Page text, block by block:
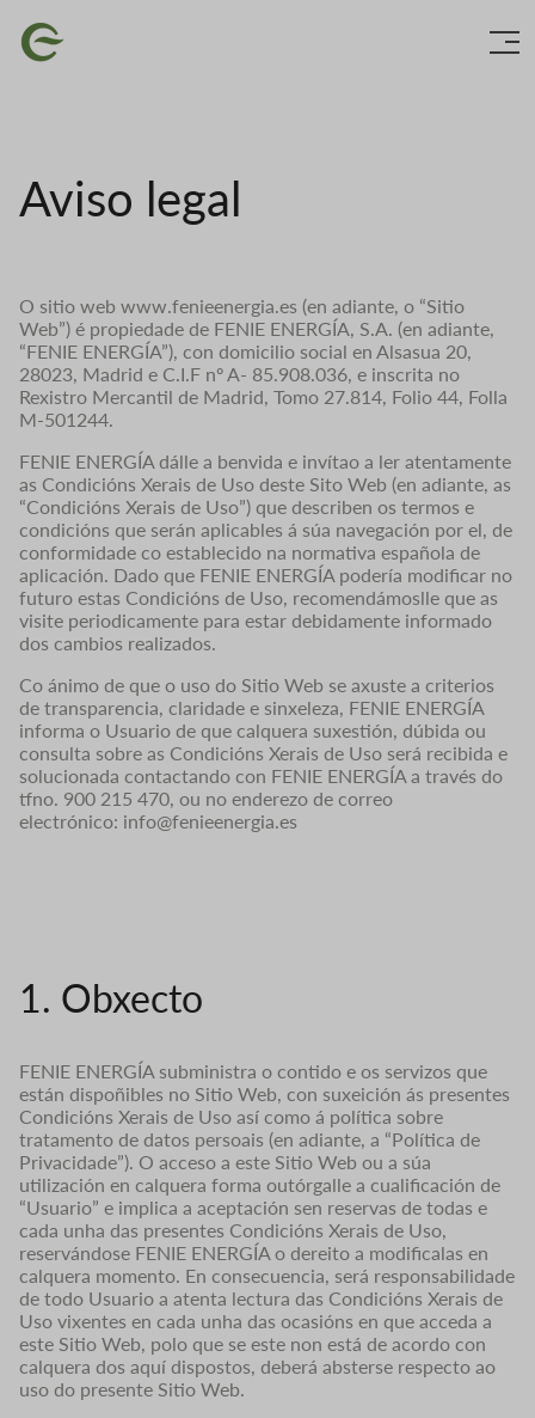
Imaxe
Aviso legal
O sitio web www.fenieenergia.es (en adiante, o “Sitio
Web”) é propiedade de FENIE ENERGÍA, S.A. (en adiante,
“FENIE ENERGÍA”), con domicilio social en Alsasua 20,
28023, Madrid e C.I.F nº A- 85.908.036, e inscrita no
Rexistro Mercantil de Madrid, Tomo 27.814, Folio 44, Folla
M-501244.
FENIE ENERGÍA dálle a benvida e invítao a ler atentamente
as Condicións Xerais de Uso deste Sito Web (en adiante, as
“Condicións Xerais de Uso”) que describen os termos e
condicións que serán aplicables á súa navegación por el, de
conformidade co establecido na normativa española de
aplicación. Dado que FENIE ENERGÍA podería modificar no
futuro estas Condicións de Uso, recomendámoslle que as
visite periodicamente para estar debidamente informado
dos cambios realizados.
Co ánimo de que o uso do Sitio Web se axuste a criterios
de transparencia, claridade e sinxeleza, FENIE ENERGÍA
informa o Usuario de que calquera suxestión, dúbida ou
consulta sobre as Condicións Xerais de Uso será recibida e
solucionada contactando con FENIE ENERGÍA a través do
tfno. 900 215 470, ou no enderezo de correo
electrónico: info@fenieenergia.es
1. Obxecto
FENIE ENERGÍA subministra o contido e os servizos que
están dispoñibles no Sitio Web, con suxeición ás presentes
Condicións Xerais de Uso así como á política sobre
tratamento de datos persoais (en adiante, a “Política de
Privacidade”). O acceso a este Sitio Web ou a súa
utilización en calquera forma outórgalle a cualificación de
“Usuario” e implica a aceptación sen reservas de todas e
cada unha das presentes Condicións Xerais de Uso,
reservándose FENIE ENERGÍA o dereito a modificalas en
calquera momento. En consecuencia, será responsabilidade
de todo Usuario a atenta lectura das Condicións Xerais de
Uso vixentes en cada unha das ocasións en que acceda a
este Sitio Web, polo que se este non está de acordo con
calquera dos aquí dispostos, deberá absterse respecto ao
uso do presente Sitio Web.